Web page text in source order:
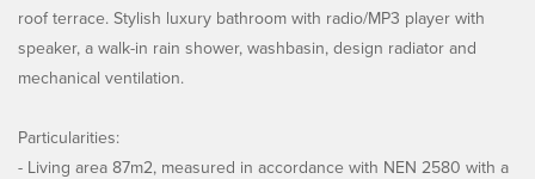
roof terrace. Stylish luxury bathroom with radio/MP3 player with
speaker, a walk-in rain shower, washbasin, design radiator and
mechanical ventilation.
Particularities:
- Living area 87m2, measured in accordance with NEN 2580 with a